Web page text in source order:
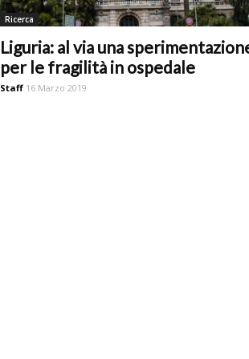
Ricerca
Liguria: al via una
per le fragilità in ospedale
Staff 16 Marzo 2019